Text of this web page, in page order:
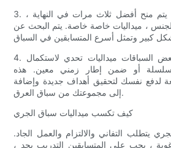
3. ميداليات إجمالية: غالبًا ما يتم منح أفضل ثلاث مرات في النهاية ،
، ميداليات خاصة خاصة. يتم البحث عن
4. ميداليات التحدي: تقدم بعض السباقات ميداليات تحدي لاستكمال
سلسلة أو ضمن إطار زمني معين. هذه
لدفع نفسك لتحقيق أهداف جديدة وإضافة
إلى مجموعتك من سباق العرق.
كيف تكسب ميداليات سباق الجري
يتطلب التفاني والالتزام والعمل الجاد.
، يجب على المتسابقين التدريب بجد ،